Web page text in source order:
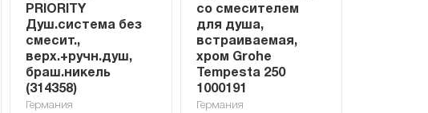
PRIORITY
Душ.система без
смесит.,
верх.+ручн.душ,
браш.никель
(314358)
Германия
со смесителем
для душа,
встраиваемая,
хром Grohe
Tempesta 250
1000191
Германия